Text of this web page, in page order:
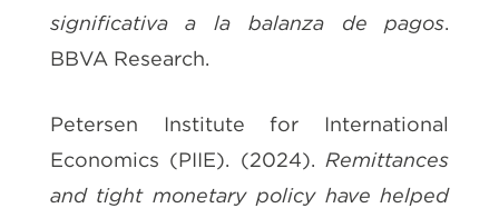
significativa a la balanza de pagos.
BBVA Research.
Petersen Institute for International
Economics (PIIE). (2024). Remittances
and tight monetary policy have helped